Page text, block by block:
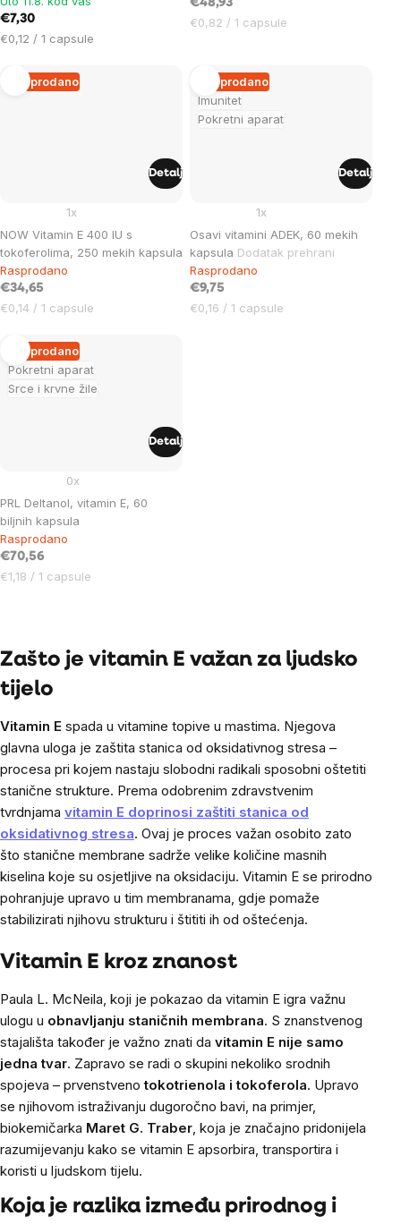
€7,30
Cijena
€0,12 / 1 capsule
€48,93
Cijena
€0,82 / 1 capsule
Rasprodano
NOW Vitamin E 400 IU s
tokoferolima, 250 mekih kapsula
1x
Rasprodano
€34,65
Cijena
€0,14 / 1 capsule
Detalj
Imunitet
Pokretni aparat
Rasprodano
Osavi vitamini ADEK, 60 mekih
kapsula Dodatak prehrani
1x
Rasprodano
€9,75
Cijena
€0,16 / 1 capsule
Detalj
Pokretni aparat
Srce i krvne žile
Rasprodano
PRL Deltanol, vitamin E, 60
biljnih kapsula
0x
Rasprodano
€70,56
Cijena
€1,18 / 1 capsule
Detalj
controls
Zašto je vitamin E važan za ljudsko
tijelo
Vitamin E spada u vitamine topive u mastima. Njegova
glavna uloga je zaštita stanica od oksidativnog stresa –
procesa pri kojem nastaju slobodni radikali sposobni oštetiti
stanične strukture. Prema odobrenim zdravstvenim
tvrdnjama vitamin E doprinosi zaštiti stanica od
oksidativnog stresa. Ovaj je proces važan osobito zato
što stanične membrane sadrže velike količine masnih
kiselina koje su osjetljive na oksidaciju. Vitamin E se prirodno
pohranjuje upravo u tim membranama, gdje pomaže
stabilizirati njihovu strukturu i štititi ih od oštećenja.
Vitamin E kroz znanost
Paula L. McNeila, koji je pokazao da vitamin E igra važnu
ulogu u obnavljanju staničnih membrana. S znanstvenog
stajališta također je važno znati da vitamin E nije samo
jedna tvar. Zapravo se radi o skupini nekoliko srodnih
spojeva – prvenstvenotokotrienola i tokoferola. Upravo
se njihovom istraživanju dugoročno bavi, na primjer,
biokemičarka Maret G. Traber, koja je značajno pridonijela
razumijevanju kako se vitamin E apsorbira, transportira i
koristi u ljudskom tijelu.
Koja je razlika između prirodnog i